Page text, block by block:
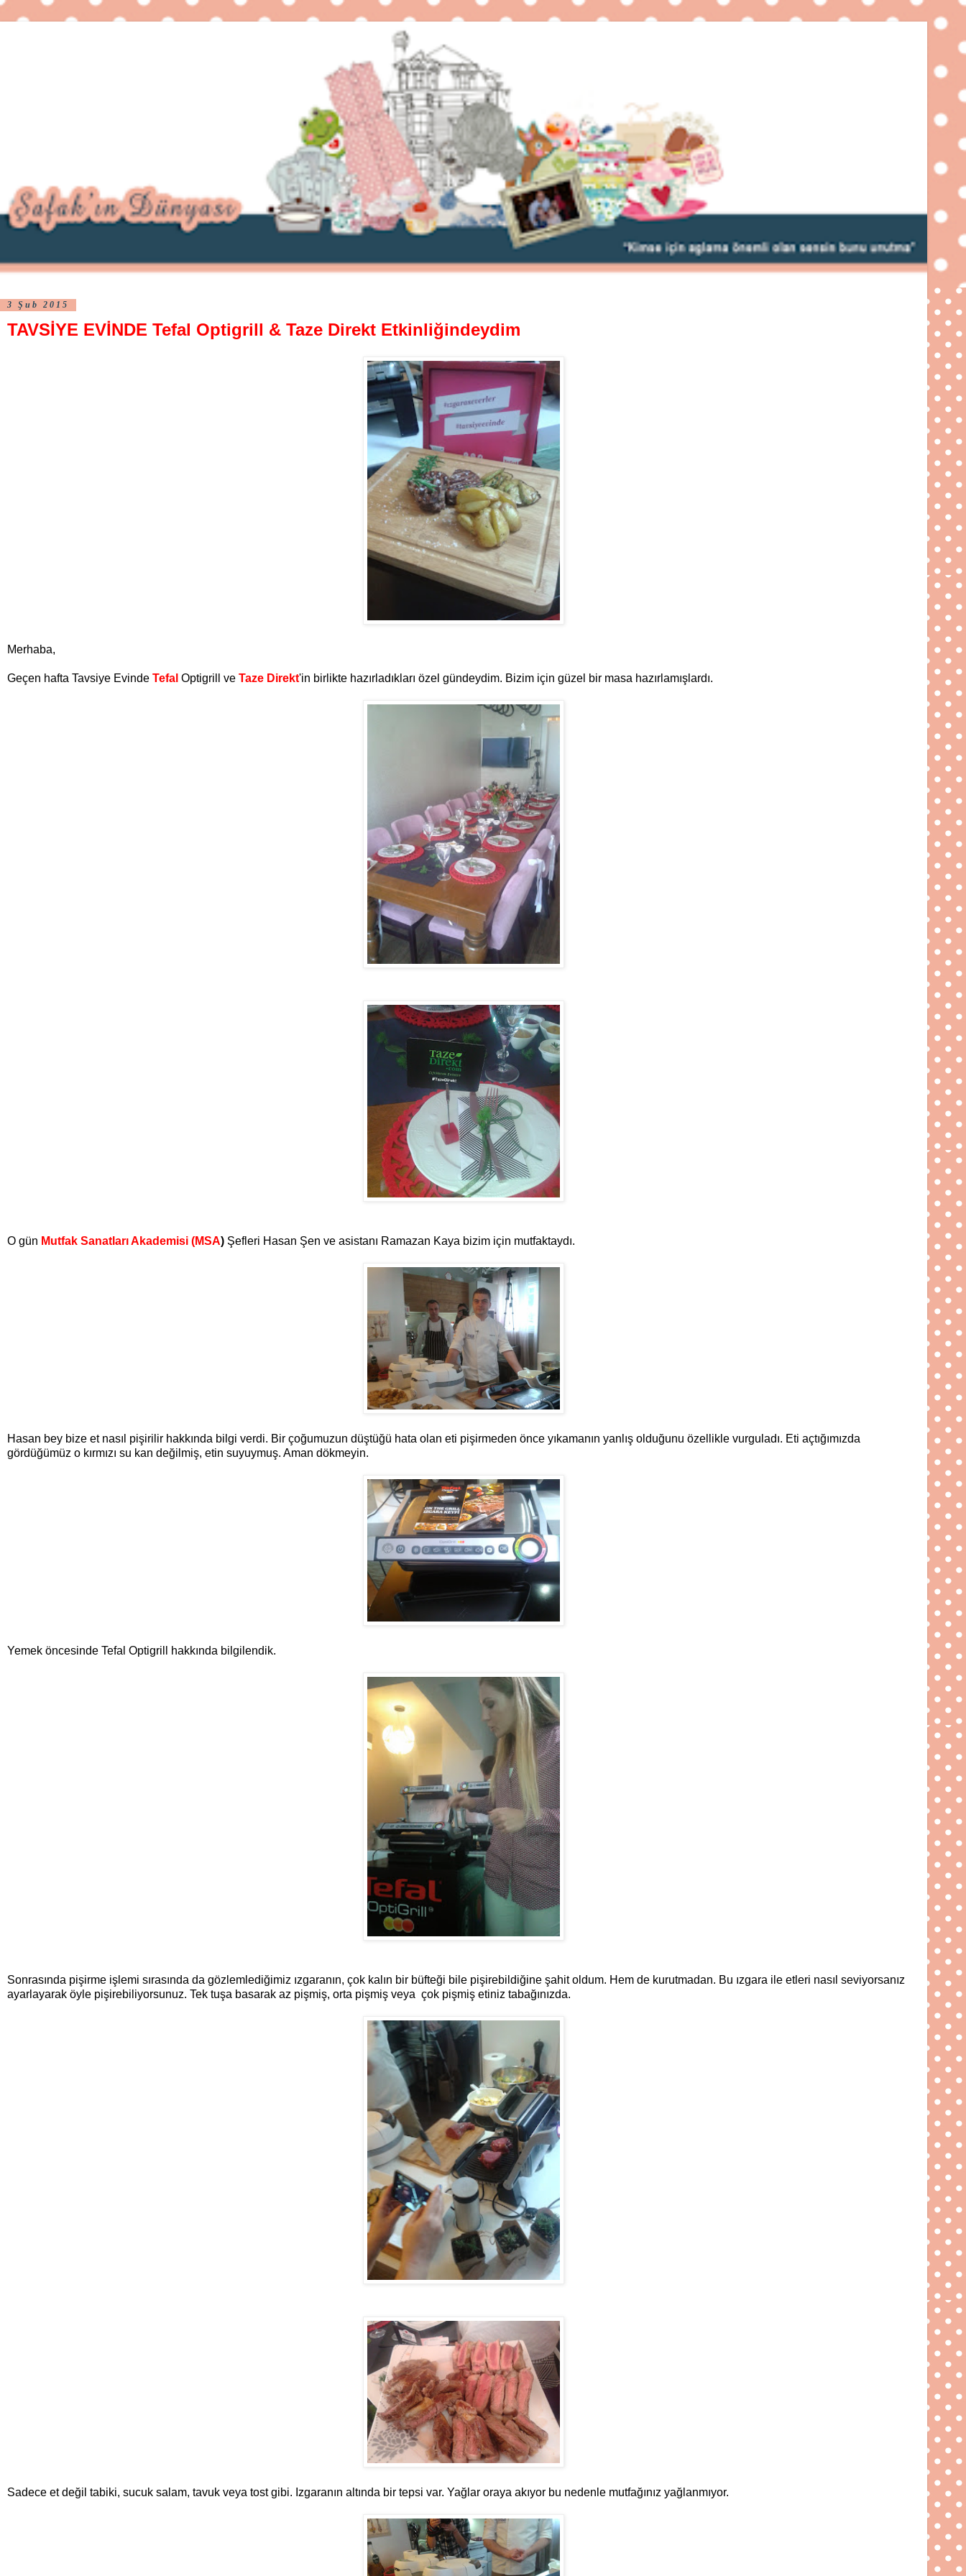
3 Şub 2015
TAVSİYE EVİNDE Tefal Optigrill & Taze Direkt Etkinliğindeydim
Merhaba,
Geçen hafta Tavsiye Evinde Tefal Optigrill ve Taze Direkt'in birlikte hazırladıkları özel gündeydim. Bizim için güzel bir masa hazırlamışlardı.
O gün Mutfak Sanatları Akademisi (MSA) Şefleri Hasan Şen ve asistanı Ramazan Kaya bizim için mutfaktaydı.
Hasan bey bize et nasıl pişirilir hakkında bilgi verdi. Bir çoğumuzun düştüğü hata olan eti pişirmeden önce yıkamanın yanlış olduğunu özellikle vurguladı. Eti açtığımızda
gördüğümüz o kırmızı su kan değilmiş, etin suyuymuş. Aman dökmeyin.
Yemek öncesinde Tefal Optigrill hakkında bilgilendik.
Sonrasında pişirme işlemi sırasında da gözlemlediğimiz ızgaranın, çok kalın bir büfteği bile pişirebildiğine şahit oldum. Hem de kurutmadan. Bu ızgara ile etleri nasıl seviyorsanız
ayarlayarak öyle pişirebiliyorsunuz. Tek tuşa basarak az pişmiş, orta pişmiş veya çok pişmiş etiniz tabağınızda.
Sadece et değil tabiki, sucuk salam, tavuk veya tost gibi. Izgaranın altında bir tepsi var. Yağlar oraya akıyor bu nedenle mutfağınız yağlanmıyor.